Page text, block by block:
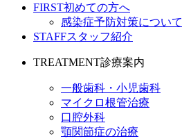
FIRST初めての方へ
感染症予防対策について
STAFFスタッフ紹介
TREATMENT診療案内
一般歯科・小児歯科
マイクロ根管治療
口腔外科
顎関節症の治療